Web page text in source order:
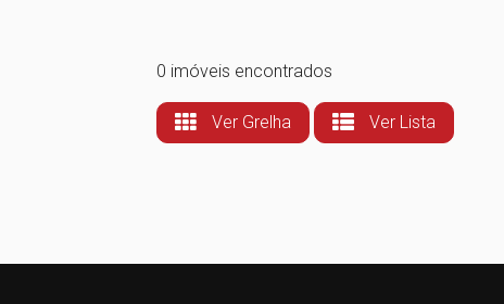
0 imóveis encontrados
Ver Grelha Ver Lista